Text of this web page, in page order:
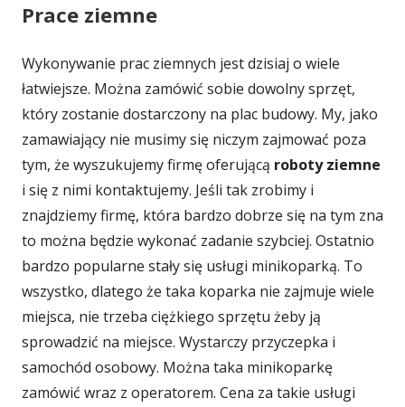
Prace ziemne
Wykonywanie prac ziemnych jest dzisiaj o wiele
łatwiejsze. Można zamówić sobie dowolny sprzęt,
który zostanie dostarczony na plac budowy. My, jako
zamawiający nie musimy się niczym zajmować poza
tym, że wyszukujemy firmę oferującą roboty ziemne
i się z nimi kontaktujemy. Jeśli tak zrobimy i
znajdziemy firmę, która bardzo dobrze się na tym zna
to można będzie wykonać zadanie szybciej. Ostatnio
bardzo popularne stały się usługi minikoparką. To
wszystko, dlatego że taka koparka nie zajmuje wiele
miejsca, nie trzeba ciężkiego sprzętu żeby ją
sprowadzić na miejsce. Wystarczy przyczepka i
samochód osobowy. Można taka minikoparkę
zamówić wraz z operatorem. Cena za takie usługi